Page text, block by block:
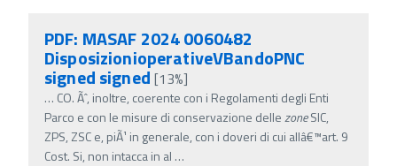
PDF: MASAF 2024 0060482
DisposizionioperativeVBandoPNC
signed signed[13%]
… CO. Ãˆ, inoltre, coerente con i Regolamenti degli Enti
Parco e con le misure di conservazione dellezoneSIC,
ZPS, ZSC e, piÃ¹ in generale, con i doveri di cui allâ€™art. 9
Cost. Si, non intacca in al …